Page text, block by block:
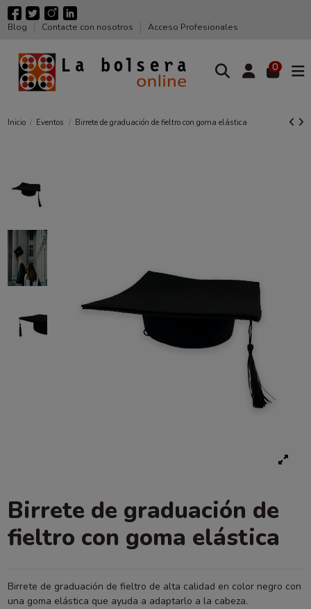
Blog Contacte con nosotros Acceso Profesionales
0
Inicio Eventos Birrete de graduación de fieltro con goma elástica
Birrete de graduación de
fieltro con goma elástica
Birrete de graduación de fieltro de alta calidad en color negro con
una goma elástica que ayuda a adaptarlo a la cabeza.